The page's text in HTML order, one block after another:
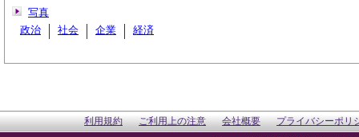
写真
政治
社会 企業 経済
利用規約 ご利用上の注意 会社概要 プライバシーポリ